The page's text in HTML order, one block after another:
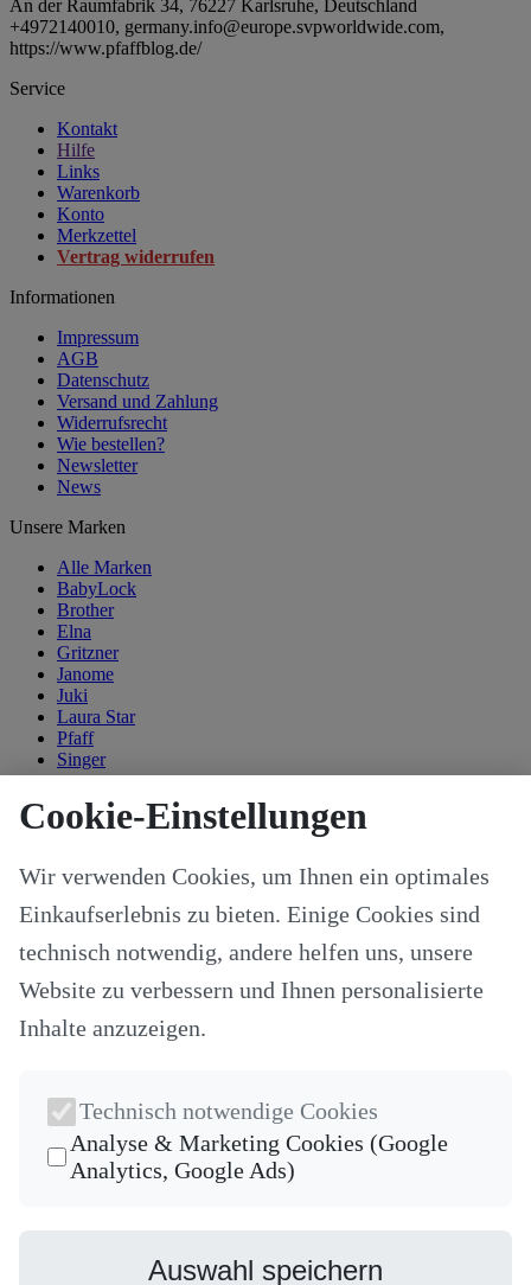
An der Raumfabrik 34, 76227 Karlsruhe, Deutschland
+4972140010, germany.info@europe.svpworldwide.com,
https://www.pfaffblog.de/
Service
Kontakt
Hilfe
Links
Warenkorb
Konto
Merkzettel
Vertrag widerrufen
Informationen
Impressum
AGB
Datenschutz
Versand und Zahlung
Widerrufsrecht
Wie bestellen?
Newsletter
News
Unsere Marken
Alle Marken
BabyLock
Brother
Elna
Gritzner
Janome
Juki
Laura Star
Pfaff
Singer
Kategorien
Nähzubehör
Ersatzteile
Stricken und Häkeln
Schneideplotter und Zubehör
Sticksoftware
Unsere Hersteller
Newsletter
Die neuesten Produkte und die besten Angebote per E-Mail, damit
Ihr nichts mehr verpasst.
Cookie-Einstellungen
Wir verwenden Cookies, um Ihnen ein optimales
Einkaufserlebnis zu bieten. Einige Cookies sind
technisch notwendig, andere helfen uns, unsere
Website zu verbessern und Ihnen personalisierte
Inhalte anzuzeigen.
Technisch notwendige Cookies
Analyse & Marketing Cookies (Google
Analytics, Google Ads)
Auswahl speichern